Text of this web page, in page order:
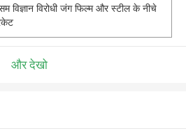
विज्ञान विरोधी जंग फिल्म और स्टील के नीचे
और देखो